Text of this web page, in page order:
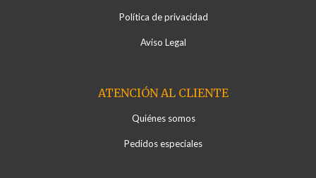
Política de privacidad
Aviso Legal
ATENCIÓN AL CLIENTE
Quiénes somos
Pedidos especiales